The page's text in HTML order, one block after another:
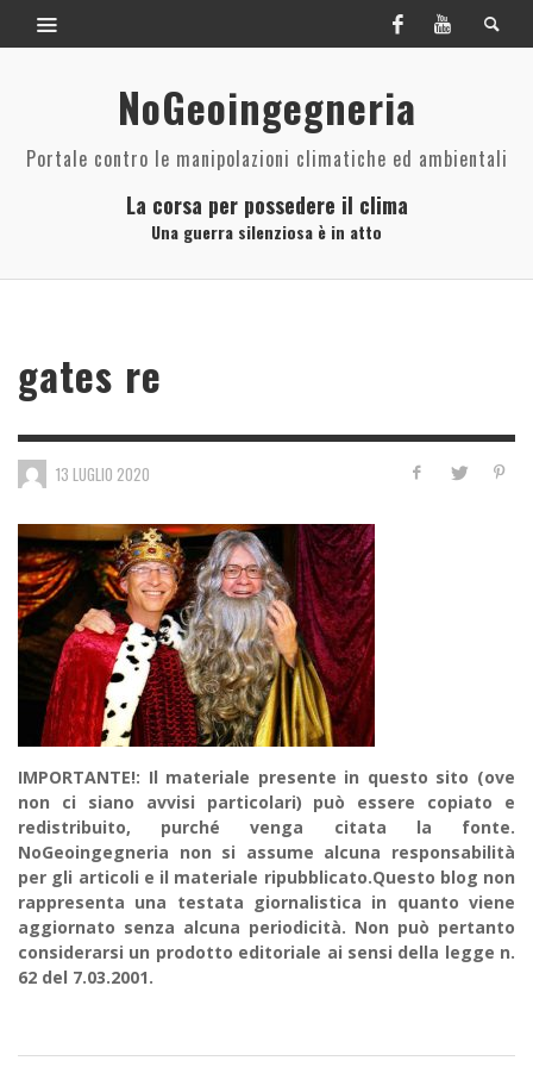
NoGeoingegneria
Portale contro le manipolazioni climatiche ed ambientali
La corsa per possedere il clima
Una guerra silenziosa è in atto
gates re
13 LUGLIO 2020
IMPORTANTE!: Il materiale presente in questo sito (ove
non ci siano avvisi particolari) può essere copiato e
redistribuito, purché venga citata la fonte.
NoGeoingegneria non si assume alcuna responsabilità
per gli articoli e il materiale ripubblicato.Questo blog non
rappresenta una testata giornalistica in quanto viene
aggiornato senza alcuna periodicità. Non può pertanto
considerarsi un prodotto editoriale ai sensi della legge n.
62 del 7.03.2001.